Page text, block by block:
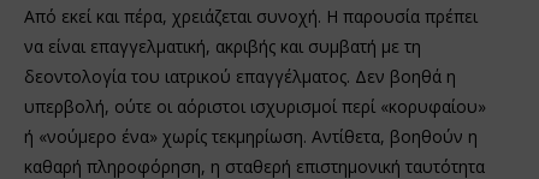
Από εκεί και πέρα, χρειάζεται συνοχή. Η παρουσία πρέπει
να είναι επαγγελματική, ακριβής και συμβατή με τη
δεοντολογία του ιατρικού επαγγέλματος. Δεν βοηθά η
υπερβολή, ούτε οι αόριστοι ισχυρισμοί περί «κορυφαίου»
ή «νούμερο ένα» χωρίς τεκμηρίωση. Αντίθετα, βοηθούν η
καθαρή πληροφόρηση, η σταθερή επιστημονική ταυτότητα